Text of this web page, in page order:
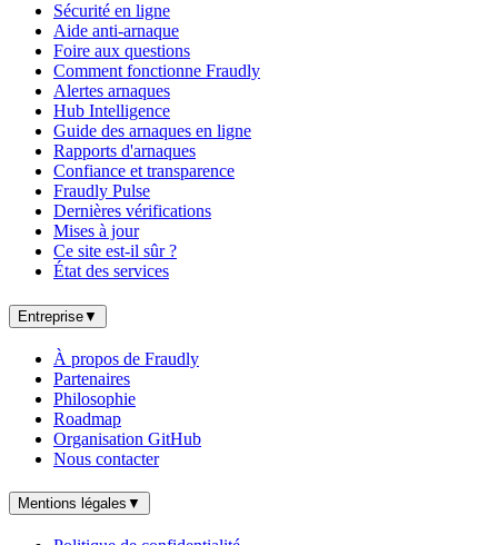
Sécurité en ligne
Aide anti-arnaque
Foire aux questions
Comment fonctionne Fraudly
Alertes arnaques
Hub Intelligence
Guide des arnaques en ligne
Rapports d'arnaques
Confiance et transparence
Fraudly Pulse
Dernières vérifications
Mises à jour
Ce site est-il sûr ?
État des services
Entreprise▼
À propos de Fraudly
Partenaires
Philosophie
Roadmap
Organisation GitHub
Nous contacter
Mentions légales ▼